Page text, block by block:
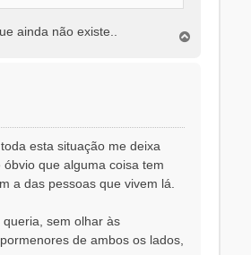
ainda não existe..
esta situação me deixa
que alguma coisa tem
a das pessoas que vivem lá.
sem olhar às
de ambos os lados,